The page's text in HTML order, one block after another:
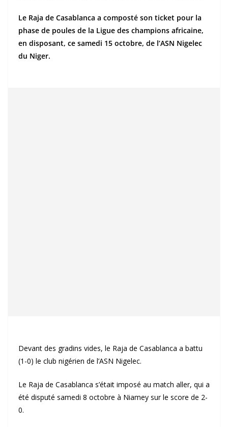
Le Raja de Casablanca a composté son ticket pour la
phase de poules de la Ligue des champions africaine,
en disposant, ce samedi 15 octobre, de l’ASN Nigelec
du Niger.
Devant des gradins vides, le Raja de Casablanca a battu
(1-0) le club nigérien de l’ASN Nigelec.
Le Raja de Casablanca s’était imposé au match aller, qui a
été disputé samedi 8 octobre à Niamey sur le score de 2-
0.